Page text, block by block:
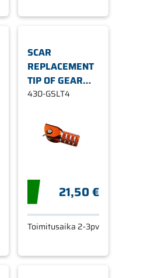
SCAR
REPLACEMENT
TIP OF GEAR
SHIFT LEVER
430-GSLT4
21,50 €
Toimitusaika 2-3pv